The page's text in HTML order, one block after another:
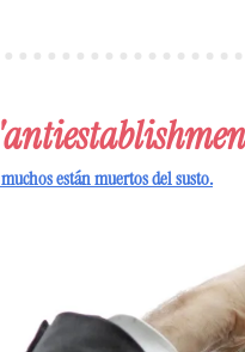
están muertos del susto.